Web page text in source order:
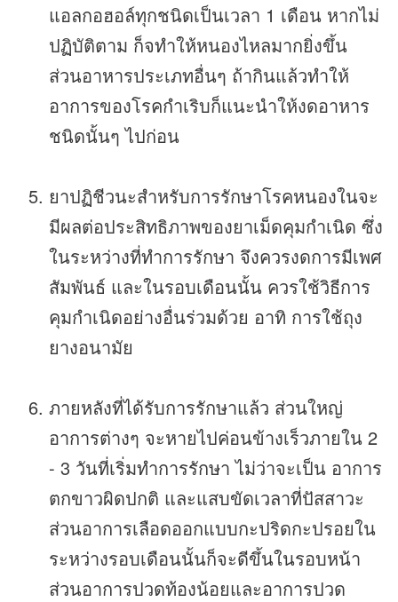
แอลกอฮอล์ทุกชนิดเป็นเวลา 1 เดือน หากไม่
ปฏิบัติตาม ก็จทำให้หนองไหลมากยิ่งขึ้น
ส่วนอาหารประเภทอื่นๆ ถ้ากินแล้วทำให้
อาการของโรคกำเริบก็แนะนำให้งดอาหาร
ชนิดนั้นๆ ไปก่อน
ยาปฏิชีวนะสำหรับการรักษาโรคหนองในจะ
มีผลต่อประสิทธิภาพของยาเม็ดคุมกำเนิด ซึ่ง
ในระหว่างที่ทำการรักษา จึงควรงดการมีเพศ
สัมพันธ์ และในรอบเดือนนั้น ควรใช้วิธีการ
คุมกำเนิดอย่างอื่นร่วมด้วย อาทิ การใช้ถุง
ยางอนามัย
ภายหลังที่ได้รับการรักษาแล้ว ส่วนใหญ่
อาการต่างๆ จะหายไปค่อนข้างเร็วภายใน 2
- 3 วันที่เริ่มทำการรักษา ไม่ว่าจะเป็น อาการ
ตกขาวผิดปกติ และแสบขัดเวลาที่ปัสสาวะ
ส่วนอาการเลือดออกแบบกะปริดกะปรอยใน
ระหว่างรอบเดือนนั้นก็จะดีขึ้นในรอบหน้า
ส่วนอาการปวดท้องน้อยและอาการปวด